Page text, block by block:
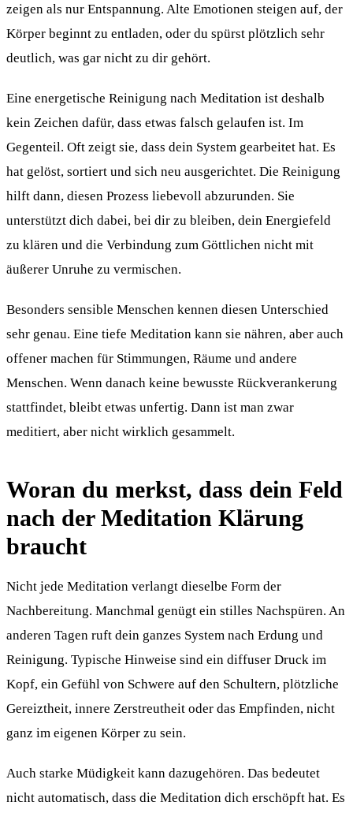
zeigen als nur Entspannung. Alte Emotionen steigen auf, der
Körper beginnt zu entladen, oder du spürst plötzlich sehr
deutlich, was gar nicht zu dir gehört.
Eine energetische Reinigung nach Meditation ist deshalb
kein Zeichen dafür, dass etwas falsch gelaufen ist. Im
Gegenteil. Oft zeigt sie, dass dein System gearbeitet hat. Es
hat gelöst, sortiert und sich neu ausgerichtet. Die Reinigung
hilft dann, diesen Prozess liebevoll abzurunden. Sie
unterstützt dich dabei, bei dir zu bleiben, dein Energiefeld
zu klären und die Verbindung zum Göttlichen nicht mit
äußerer Unruhe zu vermischen.
Besonders sensible Menschen kennen diesen Unterschied
sehr genau. Eine tiefe Meditation kann sie nähren, aber auch
offener machen für Stimmungen, Räume und andere
Menschen. Wenn danach keine bewusste Rückverankerung
stattfindet, bleibt etwas unfertig. Dann ist man zwar
meditiert, aber nicht wirklich gesammelt.
Woran du merkst, dass dein Feld
nach der Meditation Klärung
braucht
Nicht jede Meditation verlangt dieselbe Form der
Nachbereitung. Manchmal genügt ein stilles Nachspüren. An
anderen Tagen ruft dein ganzes System nach Erdung und
Reinigung. Typische Hinweise sind ein diffuser Druck im
Kopf, ein Gefühl von Schwere auf den Schultern, plötzliche
Gereiztheit, innere Zerstreutheit oder das Empfinden, nicht
ganz im eigenen Körper zu sein.
Auch starke Müdigkeit kann dazugehören. Das bedeutet
nicht automatisch, dass die Meditation dich erschöpft hat. Es